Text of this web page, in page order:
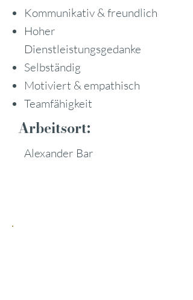
Kommunikativ & freundlich
Hoher
Dienstleistungsgedanke
Selbständig
Motiviert & empathisch
Teamfähigkeit
Arbeitsort:
Alexander Bar